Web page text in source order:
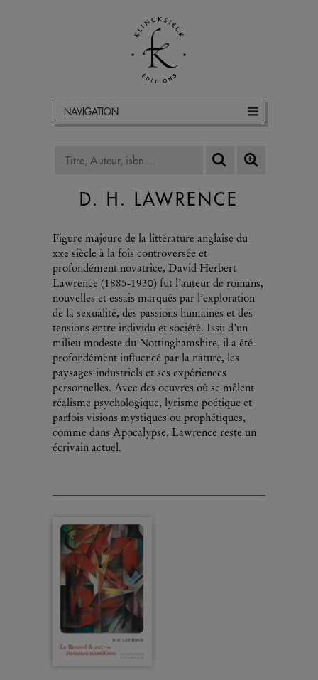
NAVIGATION
D. H. LAWRENCE
Figure majeure de la littérature anglaise du
xxe siècle à la fois controversée et
profondément novatrice, David Herbert
Lawrence (1885‑1930) fut l’auteur de romans,
nouvelles et essais marqués par l’exploration
de la sexualité, des passions humaines et des
tensions entre individu et société. Issu d’un
milieu modeste du Nottinghamshire, il a été
profondément influencé par la nature, les
paysages industriels et ses expériences
personnelles. Avec des oeuvres où se mêlent
réalisme psychologique, lyrisme poétique et
parfois visions mystiques ou prophétiques,
comme dans Apocalypse, Lawrence reste un
écrivain actuel.